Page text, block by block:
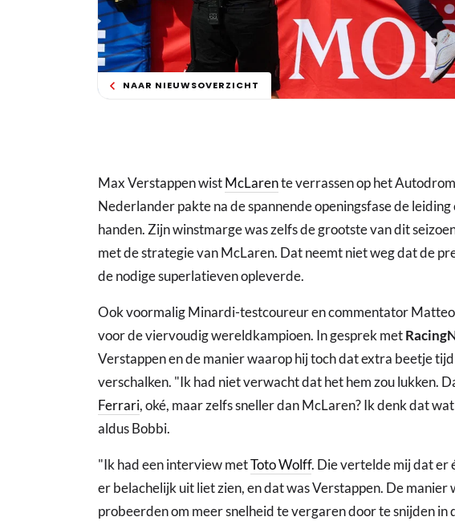
NAAR NIEUWSOVERZICHT
Max Verstappen wistMcLarente verrassen op het
Nederlander pakte na de spannende openingsfase de
handen. Zijn winstmarge was zelfs de grootste van dit
met de strategie van McLaren. Dat neemt niet weg dat de
de nodige superlatieven opleverde.
Ook voormalig Minardi-testcoureur en commentator
voor de viervoudig wereldkampioen. In gesprek met
Verstappen en de manier waarop hij toch dat extra beetje
verschalken. "Ik had niet verwacht dat het hem zou lukken.
Ferrari, oké, maar zelfs sneller dan McLaren? Ik denk dat
aldus Bobbi.
"Ik had een interview metToto Wolff. Die vertelde mij dat er
er belachelijk uit liet zien, en dat was Verstappen. De manier
probeerden om meer snelheid te vergaren door te snijden in